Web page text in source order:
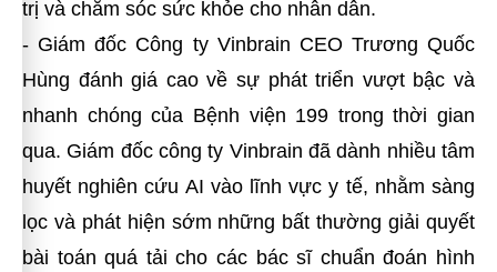
trị và chăm sóc sức khỏe cho nhân dân.
- Giám đốc Công ty Vinbrain CEO Trương Quốc
Hùng đánh giá cao về sự phát triển vượt bậc và
nhanh chóng của Bệnh viện 199 trong thời gian
qua. Giám đốc công ty Vinbrain đã dành nhiều tâm
huyết nghiên cứu AI vào lĩnh vực y tế, nhằm sàng
lọc và phát hiện sớm những bất thường giải quyết
bài toán quá tải cho các bác sĩ chuẩn đoán hình